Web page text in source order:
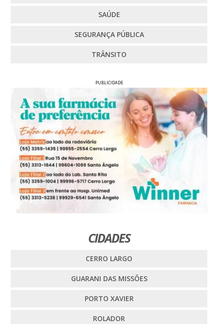
SAÚDE
SEGURANÇA PÚBLICA
TRÂNSITO
PUBLICIDADE
CIDADES
CERRO LARGO
GUARANI DAS MISSÕES
PORTO XAVIER
ROLADOR